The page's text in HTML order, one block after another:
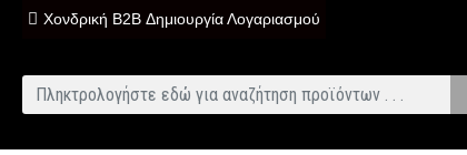
Χονδρική B2B Δημιουργία Λογαριασμού